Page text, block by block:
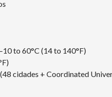
to 60°C (14 to 140°F)
cidades + Coordinated